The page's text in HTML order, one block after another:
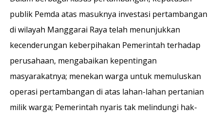
publik Pemda atas masuknya investasi pertambangan
di wilayah Manggarai Raya telah menunjukkan
kecenderungan keberpihakan Pemerintah terhadap
perusahaan, mengabaikan kepentingan
masyarakatnya; menekan warga untuk memuluskan
operasi pertambangan di atas lahan-lahan pertanian
milik warga; Pemerintah nyaris tak melindungi hak-